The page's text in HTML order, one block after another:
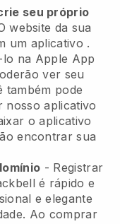
seu próprio
website da sua
um aplicativo .
na Apple App
ver seu
também pode
nosso aplicativo
o aplicativo
encontrar sua
- Registrar
é rápido e
e elegante
Ao comprar